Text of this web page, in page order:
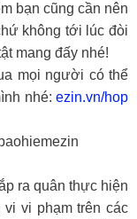
bạn cũng cần nên
không tới lúc đòi
mang đấy nhé!
mọi người có thể
nhé: ezin.vn/hop
ra quân thực hiện
vi phạm trên các